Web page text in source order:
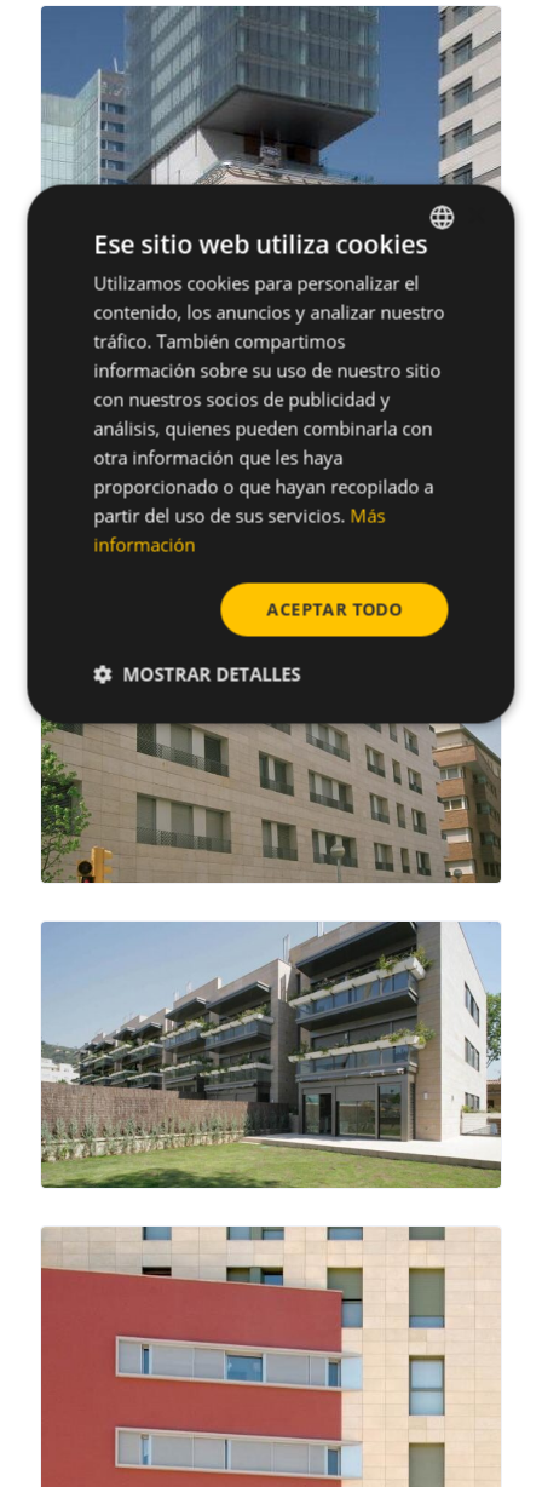
SPANISH
ENGLISH
Ese sitio web utiliza cookies
Utilizamos cookies para personalizar el
contenido, los anuncios y analizar nuestro
tráfico. También compartimos
información sobre su uso de nuestro sitio
con nuestros socios de publicidad y
análisis, quienes pueden combinarla con
otra información que les haya
proporcionado o que hayan recopilado a
partir del uso de sus servicios. Más
información
ACEPTAR TODO
MOSTRAR DETALLES